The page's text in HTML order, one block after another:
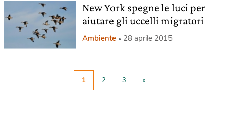
New York spegne le luci per
aiutare gli uccelli migratori
Ambiente 28 aprile 2015
1 2 3 »